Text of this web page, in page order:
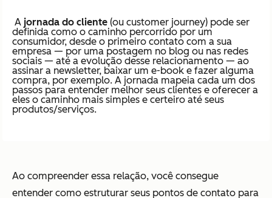
A jornada do cliente (ou customer journey) pode ser
definida como o caminho percorrido por um
consumidor, desde o primeiro contato com a sua
empresa — por uma postagem no blog ou nas redes
sociais — até a evolução desse relacionamento — ao
assinar a newsletter, baixar um e-book e fazer alguma
compra, por exemplo. A jornada mapeia cada um dos
passos para entender melhor seus clientes e oferecer a
eles o caminho mais simples e certeiro até seus
produtos/serviços.
Ao compreender essa relação, você consegue
entender como estruturar seus pontos de contato para